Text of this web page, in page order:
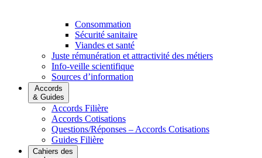
Consommation
Sécurité sanitaire
Viandes et santé
Juste rémunération et attractivité des métiers
Info-veille scientifique
Sources d’information
Accords
& Guides
Accords Filière
Accords Cotisations
Questions/Réponses – Accords Cotisations
Guides Filière
Cahiers des